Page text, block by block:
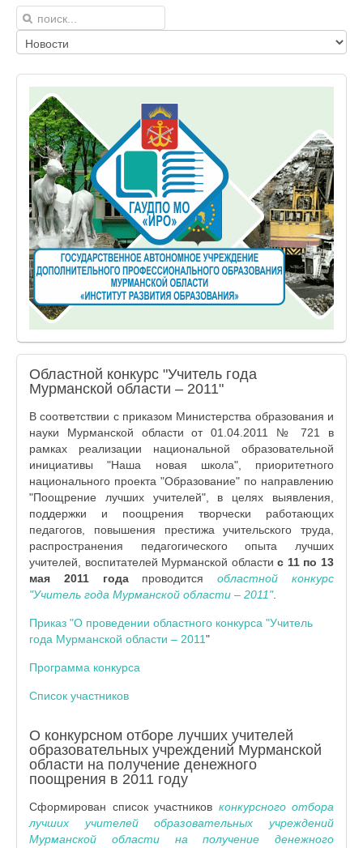
Областной конкурс "Учитель года
Мурманской области – 2011"
В соответствии с приказом Министерства образования и
науки Мурманской области от 01.04.2011 № 721 в
рамках реализации национальной образовательной
инициативы "Наша новая школа", приоритетного
национального проекта "Образование" по направлению
"Поощрение лучших учителей", в целях выявления,
поддержки и поощрения творчески работающих
педагогов, повышения престижа учительского труда,
распространения педагогического опыта лучших
учителей, воспитателей Мурманской областис 11 по 13
мая 2011 годапроводитсяобластной конкурс
"Учитель года Мурманской области – 2011".
Приказ "О проведении областного конкурса "Учитель
года Мурманской области – 2011"
Программа конкурса
Список участников
О конкурсном отборе лучших учителей
образовательных учреждений Мурманской
области на получение денежного
поощрения в 2011 году
Сформирован список участников конкурсного отбора
лучших учителей образовательных учреждений
Мурманской области на получение денежного